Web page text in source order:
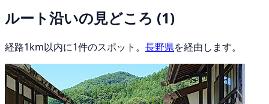
ルート沿いの見どころ (1)
経路1km以内に1件のスポット。 長野県を経由します。